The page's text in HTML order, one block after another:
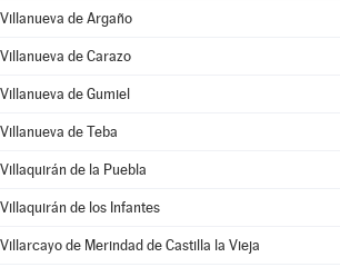
Villanueva de Argaño
Villanueva de Carazo
Villanueva de Gumiel
Villanueva de Teba
Villaquirán de la Puebla
Villaquirán de los Infantes
Villarcayo de Merindad de Castilla la Vieja